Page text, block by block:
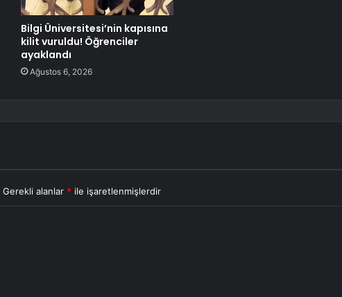
Bilgi Üniversitesi’nin kapısına
kilit vuruldu! Öğrenciler
ayaklandı
Ağustos 6, 2026
Gerekli alanlar * ile işaretlenmişlerdir